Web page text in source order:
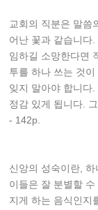
교회의 직분은 말씀
어난 꽃과 같습니다
임하길 소망한다면
투를 하나 쓰는 것
잊지 말아야 합니다
정감 있게 됩니다.
- 142p.
신앙의 성숙이란,
이들은 잘 분별할
지게 하는 음식인지